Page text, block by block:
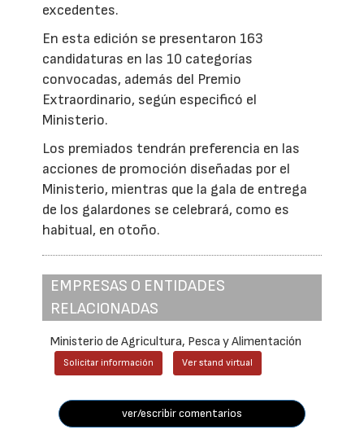
excedentes.
En esta edición se presentaron 163
candidaturas en las 10 categorías
convocadas, además del Premio
Extraordinario, según especificó el
Ministerio.
Los premiados tendrán preferencia en las
acciones de promoción diseñadas por el
Ministerio, mientras que la gala de entrega
de los galardones se celebrará, como es
habitual, en otoño.
EMPRESAS O ENTIDADES
RELACIONADAS
Ministerio de Agricultura, Pesca y Alimentación
Solicitar información Ver stand virtual
ver/escribir comentarios